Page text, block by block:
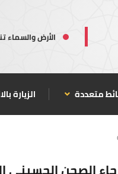
الأرض والسماء
متعددة الزيارة